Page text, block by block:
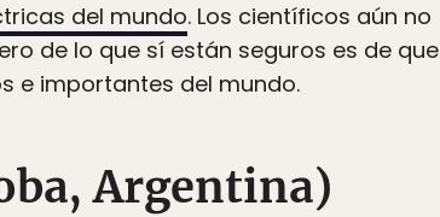
del mundo. Los científicos aún no
de lo que sí están seguros es de que
e importantes del mundo.
Argentina)